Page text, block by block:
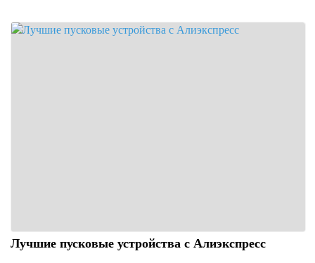
Лучшие пусковые устройства с Алиэкспресс